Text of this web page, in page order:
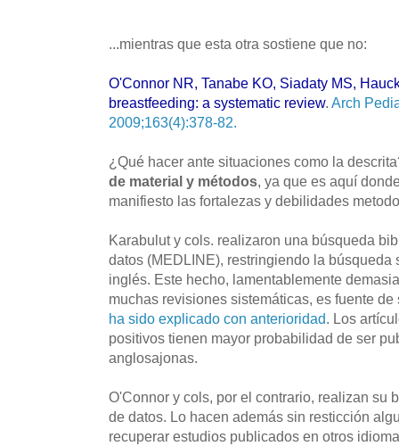
...mientras que esta otra sostiene que no:
O'Connor NR, Tanabe KO, Siadaty MS,
breastfeeding: a systematic review. Arch
2009;163(4):378-82.
¿Qué hacer ante situaciones como la
de material y métodos, ya que es aquí
manifiesto las fortalezas y debilidades
Karabulut y cols. realizaron una búsqueda
datos (MEDLINE), restringiendo la búsqueda
inglés. Este hecho, lamentablemente
muchas revisiones sistemáticas, es fuente
ha sido explicado con anterioridad. Los
positivos tienen mayor probabilidad de ser
anglosajonas.
O'Connor y cols, por el contrario, realizan su
de datos. Lo hacen además sin resticción
recuperar estudios publicados en otros